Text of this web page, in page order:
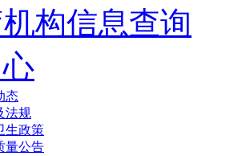
构信息查询
态
法规
生政策
量公告